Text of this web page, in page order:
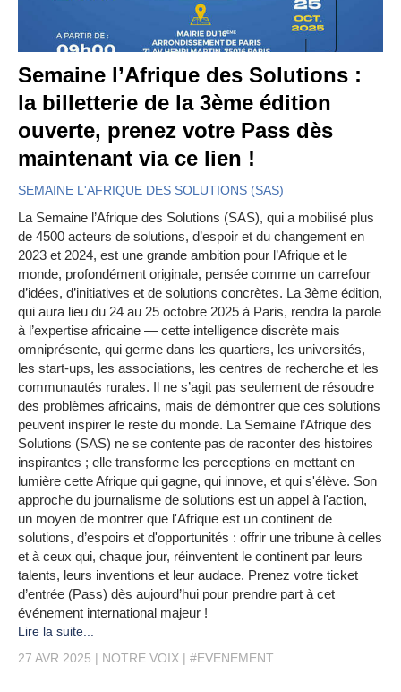
Semaine l’Afrique des Solutions :
la billetterie de la 3ème édition
ouverte, prenez votre Pass dès
maintenant via ce lien !
SEMAINE L'AFRIQUE DES SOLUTIONS (SAS)
La Semaine l’Afrique des Solutions (SAS), qui a mobilisé plus
de 4500 acteurs de solutions, d’espoir et du changement en
2023 et 2024, est une grande ambition pour l’Afrique et le
monde, profondément originale, pensée comme un carrefour
d’idées, d’initiatives et de solutions concrètes. La 3ème édition,
qui aura lieu du 24 au 25 octobre 2025 à Paris, rendra la parole
à l’expertise africaine — cette intelligence discrète mais
omniprésente, qui germe dans les quartiers, les universités,
les start-ups, les associations, les centres de recherche et les
communautés rurales. Il ne s’agit pas seulement de résoudre
des problèmes africains, mais de démontrer que ces solutions
peuvent inspirer le reste du monde. La Semaine l’Afrique des
Solutions (SAS) ne se contente pas de raconter des histoires
inspirantes ; elle transforme les perceptions en mettant en
lumière cette Afrique qui gagne, qui innove, et qui s'élève. Son
approche du journalisme de solutions est un appel à l'action,
un moyen de montrer que l'Afrique est un continent de
solutions, d’espoirs et d'opportunités : offrir une tribune à celles
et à ceux qui, chaque jour, réinventent le continent par leurs
talents, leurs inventions et leur audace. Prenez votre ticket
d’entrée (Pass) dès aujourd’hui pour prendre part à cet
événement international majeur !
Lire la suite...
27 AVR 2025
NOTRE VOIX #EVENEMENT